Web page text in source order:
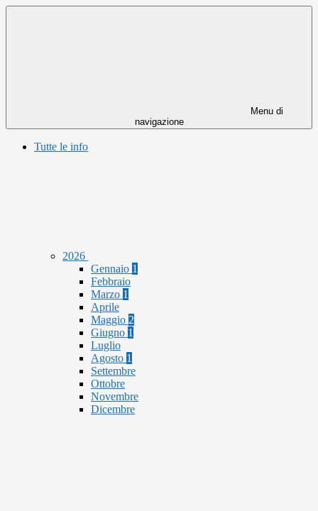
Menu di
navigazione
Tutte le info
2026
Gennaio 1
Febbraio
Marzo 1
Aprile
Maggio 2
Giugno 1
Luglio
Agosto 1
Settembre
Ottobre
Novembre
Dicembre